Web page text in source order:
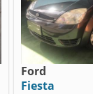
Ford
Fiesta